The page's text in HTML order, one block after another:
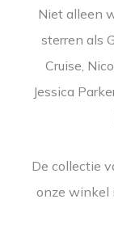
Niet alleen
sterren als
Cruise,
Jessica
De collectie
onze winkel